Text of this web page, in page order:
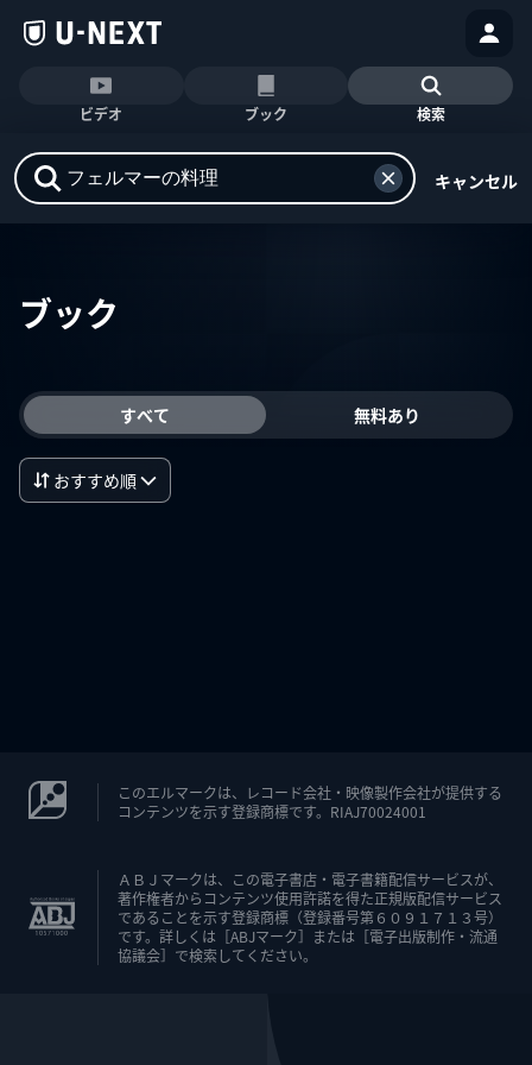
ビデオ ブック 検索
キャンセル
ブック
すべて 無料あり
おすすめ順
このエルマークは、レコード会社・映像製作会社が提供する
コンテンツを示す登録商標です。RIAJ70024001
ＡＢＪマークは、この電子書店・電子書籍配信サービスが、
著作権者からコンテンツ使用許諾を得た正規版配信サービス
であることを示す登録商標（登録番号第６０９１７１３号）
です。詳しくは［ABJマーク］または［電子出版制作・流通
協議会］で検索してください。